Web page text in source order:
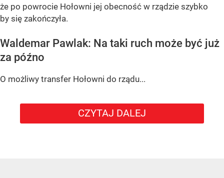
że po powrocie Hołowni jej obecność w rządzie szybko
by się zakończyła.
Waldemar Pawlak: Na taki ruch może być już
za późno
O możliwy transfer Hołowni do rządu...
CZYTAJ DALEJ